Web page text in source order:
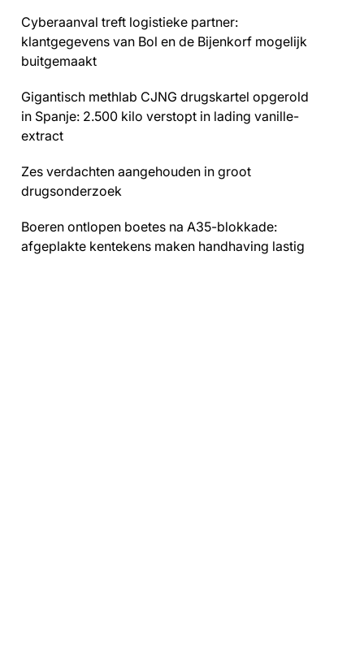
Cyberaanval treft logistieke partner:
klantgegevens van Bol en de Bijenkorf mogelijk
buitgemaakt
Gigantisch methlab CJNG drugskartel opgerold
in Spanje: 2.500 kilo verstopt in lading vanille-
extract
Zes verdachten aangehouden in groot
drugsonderzoek
Boeren ontlopen boetes na A35-blokkade:
afgeplakte kentekens maken handhaving lastig